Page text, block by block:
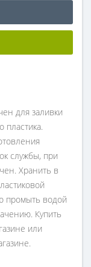
для заливки
пластика.
службы, при
Хранить в
промыть водой
Купить
или